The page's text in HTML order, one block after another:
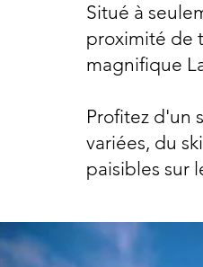
Situé à
proximité de
magnifique
Profitez d'un
variées, du
paisibles sur